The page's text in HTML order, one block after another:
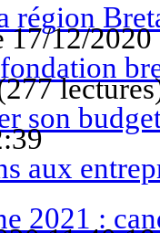
région
17/12/2020
277 lectures
son
aux
2021 :